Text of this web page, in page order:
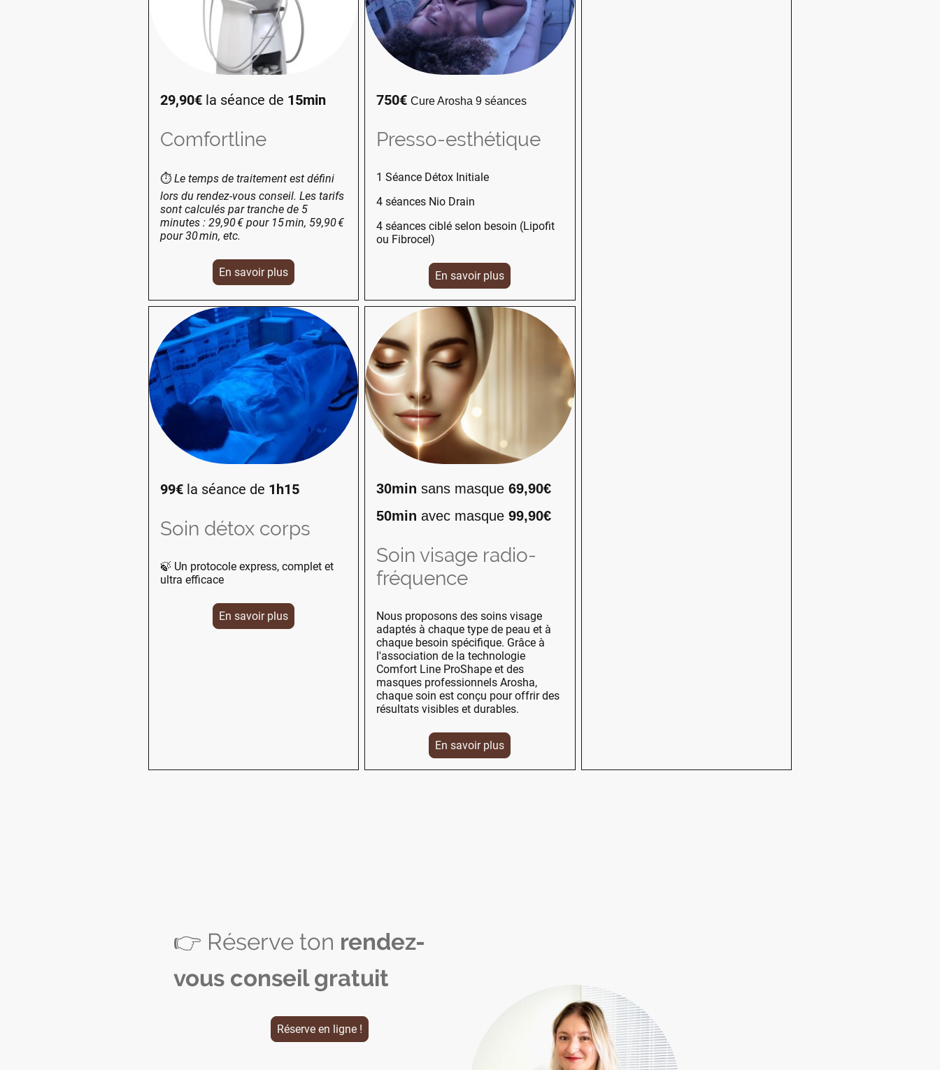
29,90€ la séance de 15min
Comfortline
⏱️ Le temps de traitement est défini
lors du rendez-vous conseil. Les tarifs
sont calculés par tranche de 5
minutes : 29,90 € pour 15 min, 59,90 €
pour 30 min, etc.
En savoir plus
750€Cure Arosha 9 séances
Presso-esthétique
1 Séance Détox Initiale
4 séances Nio Drain
4 séances ciblé selon besoin (Lipofit
ou Fibrocel)
En savoir plus
99€ la séance de 1h15
Soin détox corps
🍃 Un protocole express, complet et
ultra efficace
En savoir plus
30min sans masque69,90€
50min avec masque99,90€
Soin visage radio-
fréquence
Nous proposons des soins visage
adaptés à chaque type de peau et à
chaque besoin spécifique. Grâce à
l'association de la technologie
Comfort Line ProShape et des
masques professionnels Arosha,
chaque soin est conçu pour offrir des
résultats visibles et durables.
En savoir plus
👉 Réserve ton rendez-
vous conseil gratuit
Réserve en ligne !